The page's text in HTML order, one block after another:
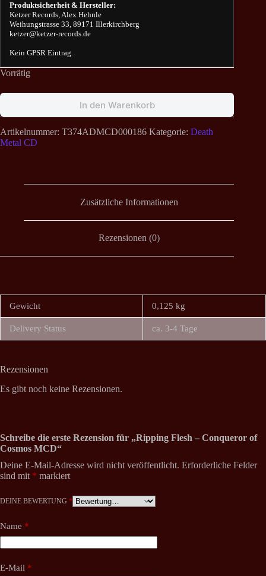
Produktsicherheit & Hersteller:
Ketzer Records, Alex Hehnle
Weihungstrasse 33, 89171 Illerkirchberg
ketzer@ketzer-records.de
Kein GPSR Eintrag.
Vorrätig
In den Warenkorb
Artikelnummer: T374ADMCD000186 Kategorie: Death
Metal CD
Zusätzliche Informationen
Rezensionen (0)
Gewicht 0,125 kg
Delivery Status ca. 3-4 Tage
Rezensionen
Es gibt noch keine Rezensionen.
Schreibe die erste Rezension für „Ripping Flesh – Conqueror of
Cosmos MCD“
Deine E-Mail-Adresse wird nicht veröffentlicht. Erforderliche Felder
sind mit * markiert
DEINE BEWERTUNG *
Name *
E-Mail *